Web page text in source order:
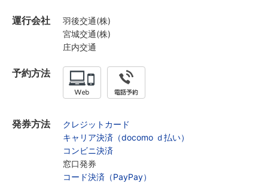
運行会社
羽後交通(株)
宮城交通(株)
庄内交通
予約方法
発券方法
クレジットカード
キャリア決済（docomo ｄ払い）
コンビニ決済
窓口発券
コード決済（PayPay）